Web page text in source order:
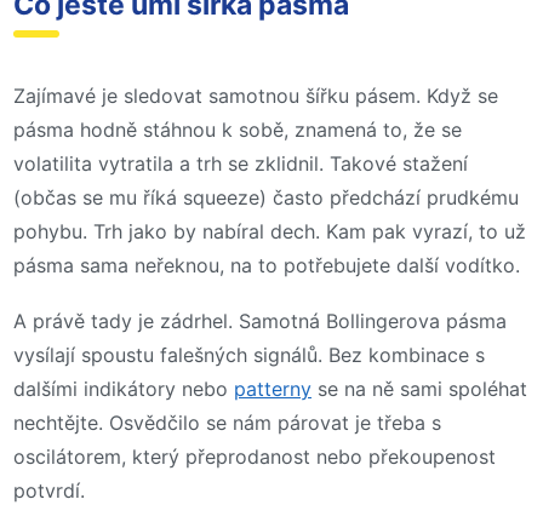
Zajímavé je sledovat samotnou šířku pásem. Když se
pásma hodně stáhnou k sobě, znamená to, že se
volatilita vytratila a trh se zklidnil. Takové stažení
(občas se mu říká squeeze) často předchází prudkému
pohybu. Trh jako by nabíral dech. Kam pak vyrazí, to už
pásma sama neřeknou, na to potřebujete další vodítko.
A právě tady je zádrhel. Samotná Bollingerova pásma
vysílají spoustu falešných signálů. Bez kombinace s
dalšími indikátory nebo patterny se na ně sami spoléhat
nechtějte. Osvědčilo se nám párovat je třeba s
oscilátorem, který přeprodanost nebo překoupenost
potvrdí.